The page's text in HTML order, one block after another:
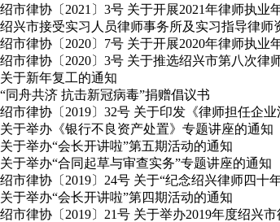
绍市律协〔2021〕3号 关于开展2021年律师执业
绍兴市接受实习人员律师事务所及实习指导律师
绍市律协〔2020〕7号 关于开展2020年律师执业
绍市律协〔2020〕3号 关于推选绍兴市第八次
关于新年复工的通知
“同舟共济 抗击新冠病毒”捐赠倡议书
绍市律协〔2019〕32号 关于印发《律师担任企
关于举办《银行不良资产处置》专题讲座的通知
关于举办“会长开讲啦”第五期活动的通知
关于举办“合同起草与审查实务”专题讲座的通知
绍市律协〔2019〕24号 关于“纪念绍兴律师四十
关于举办“会长开讲啦”第四期活动的通知
绍市律协〔2019〕21号 关于举办2019年度绍兴